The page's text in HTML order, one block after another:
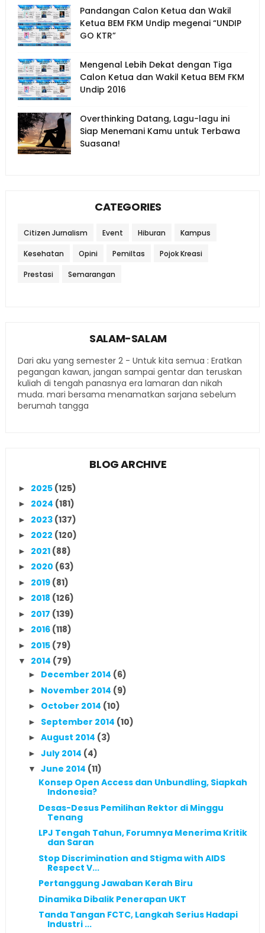
Pandangan Calon Ketua dan Wakil
Ketua BEM FKM Undip megenai “UNDIP
GO KTR”
Mengenal Lebih Dekat dengan Tiga
Calon Ketua dan Wakil Ketua BEM FKM
Undip 2016
Overthinking Datang, Lagu-lagu ini
Siap Menemani Kamu untuk Terbawa
Suasana!
CATEGORIES
Citizen Jurnalism Event Hiburan Kampus
Kesehatan Opini Pemiltas Pojok Kreasi
Prestasi Semarangan
SALAM-SALAM
Dari aku yang semester 2 - Untuk kita semua : Eratkan
pegangan kawan, jangan sampai gentar dan teruskan
kuliah di tengah panasnya era lamaran dan nikah
muda. mari bersama menamatkan sarjana sebelum
berumah tangga
BLOG ARCHIVE
► 2025 (125)
► 2024 (181)
► 2023 (137)
► 2022 (120)
► 2021 (88)
► 2020 (63)
► 2019 (81)
► 2018 (126)
► 2017 (139)
► 2016 (118)
► 2015 (79)
▼ 2014 (79)
► December 2014 (6)
► November 2014 (9)
► October 2014 (10)
► September 2014 (10)
► August 2014 (3)
► July 2014 (4)
▼ June 2014 (11)
Konsep Open Access dan Unbundling, Siapkah
Indonesia?
Desas-Desus Pemilihan Rektor di Minggu
Tenang
LPJ Tengah Tahun, Forumnya Menerima Kritik
dan Saran
Stop Discrimination and Stigma with AIDS
Respect V...
Pertanggung Jawaban Kerah Biru
Dinamika Dibalik Penerapan UKT
Tanda Tangan FCTC, Langkah Serius Hadapi
Industri ...